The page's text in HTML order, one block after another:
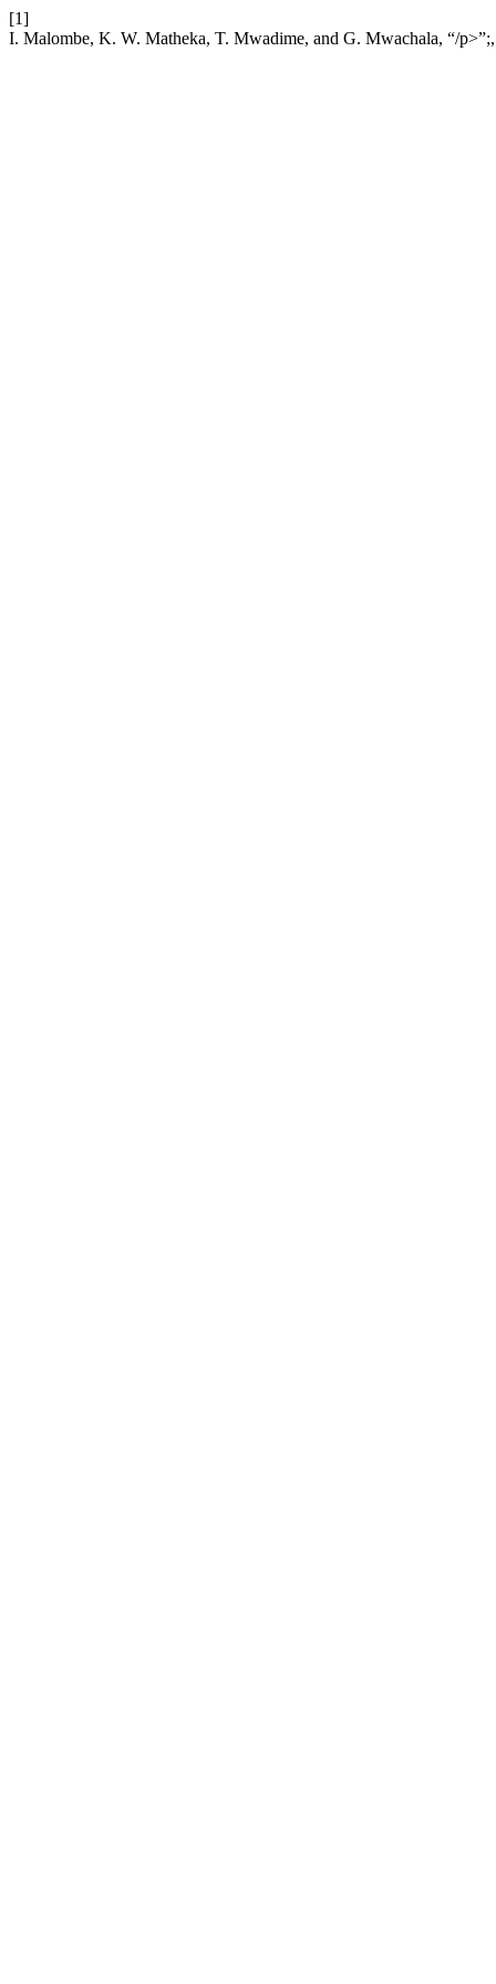
[1]
I. Malombe, K. W. Matheka, T. Mwadime, and G. Mwachala, “/